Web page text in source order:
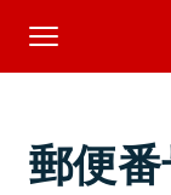
郵便